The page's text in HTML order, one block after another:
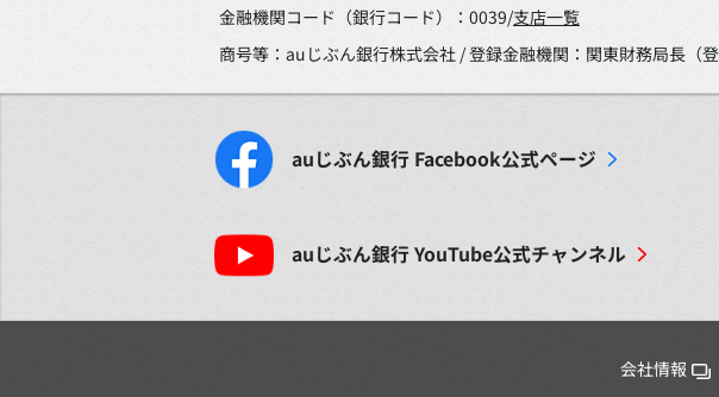
金融機関コード（銀行コード）：0039/支店一覧
商号等：auじぶん銀行株式会社 / 登録金融機関：関東財務局長（
auじぶん銀行 Facebook公式ページ
auじぶん銀行YouTube公式チャンネル
会社情報